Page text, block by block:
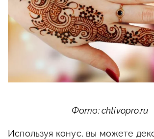
Фото: chtivopro.ru
Используя конус, вы можете